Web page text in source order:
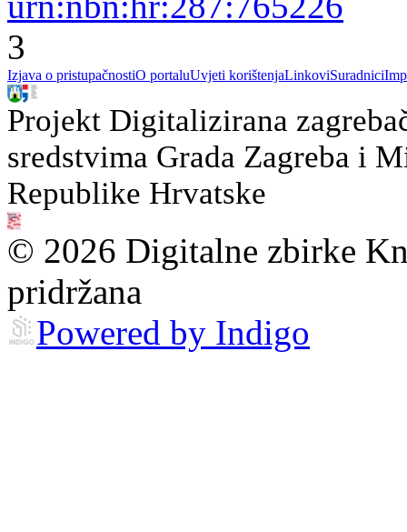
3
Izjava o pristupačnostiO portaluUvjeti korištenjaLinkoviSuradnici
Projekt Digitalizirana
sredstvima Grada Zagreba i
Republike Hrvatske
© 2026 Digitalne zbirke
pridržana
Powered by Indigo